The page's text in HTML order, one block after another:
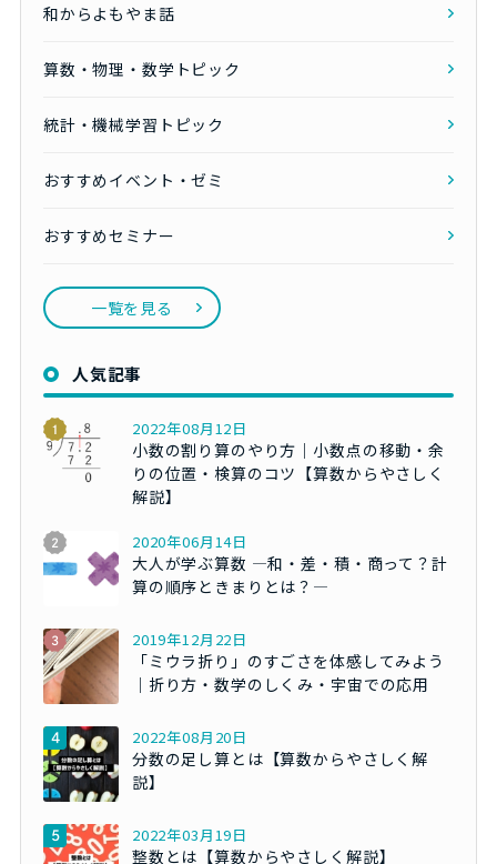
和からよもやま話
算数・物理・数学トピック
統計・機械学習トピック
おすすめイベント・ゼミ
おすすめセミナー
一覧を見る
人気記事
2022年08月12日
小数の割り算のやり方｜小数点の移動・余
りの位置・検算のコツ【算数からやさしく
解説】
2020年06月14日
大人が学ぶ算数 ―和・差・積・商って？計
算の順序ときまりとは？―
2019年12月22日
「ミウラ折り」のすごさを体感してみよう
｜折り方・数学のしくみ・宇宙での応用
2022年08月20日
分数の足し算とは【算数からやさしく解
説】
2022年03月19日
整数とは【算数からやさしく解説】